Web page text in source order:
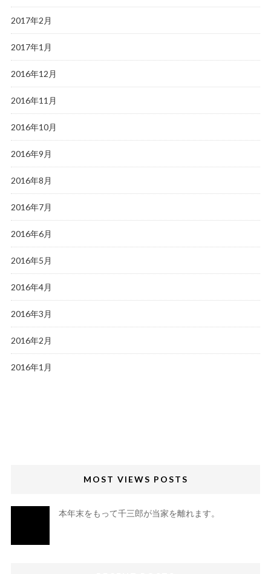
2017年2月
2017年1月
2016年12月
2016年11月
2016年10月
2016年9月
2016年8月
2016年7月
2016年6月
2016年5月
2016年4月
2016年3月
2016年2月
2016年1月
MOST VIEWS POSTS
本年末をもって千三郎が当家を離れます。